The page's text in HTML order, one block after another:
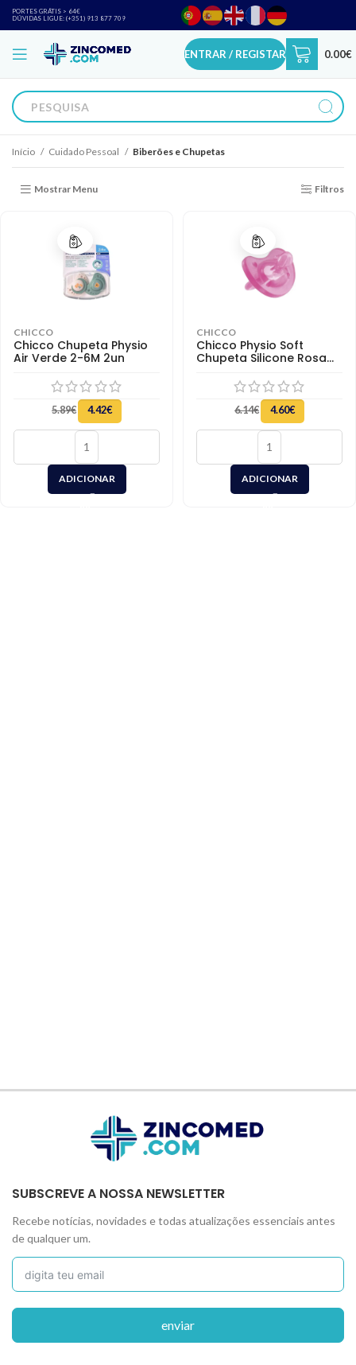
PORTES GRÁTIS > 64€
DÚVIDAS LIGUE: (+351) 913 877 709
ENTRAR / REGISTAR 0.00€
Início Cuidado Pessoal Biberões e Chupetas
Mostrar Menu Filtros
CHICCO
Chicco Chupeta Physio
Air Verde 2-6M 2un
5.89€ 4.42€
ADICIONAR
CHICCO
Chicco Physio Soft
Chupeta Silicone Rosa
6.14€ 4.60€
ADICIONAR
SUBSCREVE A NOSSA NEWSLETTER
Recebe notícias, novidades e todas atualizações essenciais antes
de qualquer um.
enviar